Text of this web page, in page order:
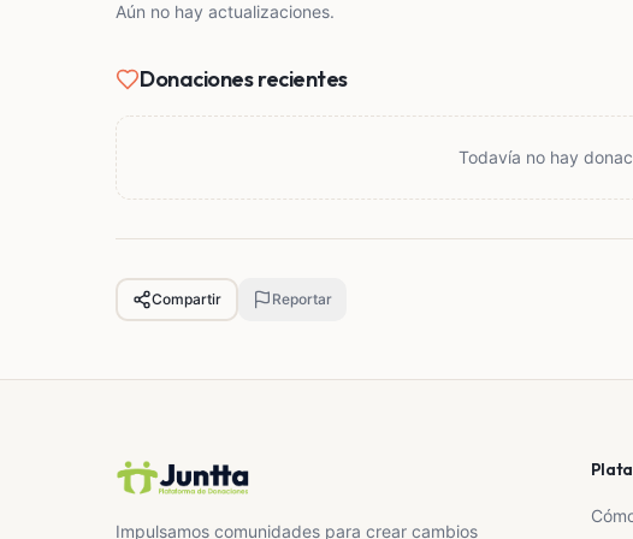
Aún no hay actualizaciones.
Donaciones recientes
Todavía no hay
Compartir Reportar
Impulsamos comunidades para crear cambios